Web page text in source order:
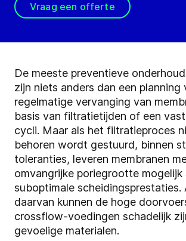
Vraag een offerte
De meeste preventieve
zijn niets anders dan een planning
regelmatige vervanging van
basis van filtratietijden of een
cycli. Maar als het filtratieproces
behoren wordt gestuurd, binnen
toleranties, leveren membranen
omvangrijke poriegrootte mogelijk
suboptimale scheidingsprestaties.
daarvan kunnen de hoge
crossflow-voedingen schadelijk
gevoelige materialen.